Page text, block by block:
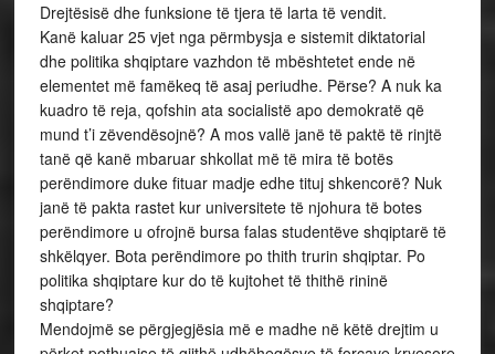
Drejtësisë dhe funksione të tjera të larta të vendit.
Kanë kaluar 25 vjet nga përmbysja e sistemit diktatorial
dhe politika shqiptare vazhdon të mbështetet ende në
elementet më famëkeq të asaj periudhe. Përse? A nuk ka
kuadro të reja, qofshin ata socialistë apo demokratë që
mund t’i zëvendësojnë? A mos vallë janë të paktë të rinjtë
tanë që kanë mbaruar shkollat më të mira të botës
perëndimore duke fituar madje edhe tituj shkencorë? Nuk
janë të pakta rastet kur universitete të njohura të botes
perëndimore u ofrojnë bursa falas studentëve shqiptarë të
shkëlqyer. Bota perëndimore po thith trurin shqiptar. Po
politika shqiptare kur do të kujtohet të thithë rininë
shqiptare?
Mendojmë se përgjegjësia më e madhe në këtë drejtim u